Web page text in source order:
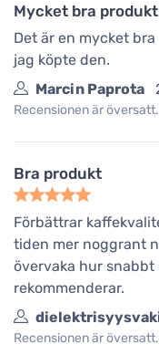
Mycket bra produkt
Det är en mycket
jag köpte den.
Marcin Paprota
Recensionen är
Bra produkt
Förbättrar
tiden mer noggrant
övervaka hur
rekommenderar.
Recensionen är